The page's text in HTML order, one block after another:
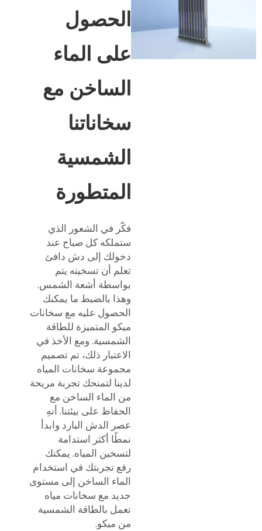
الحصول
على الماء
الساخن مع
سخاناتنا
الشمسية
المتطورة
فكّر في الشعور الذي
ستملكه كل صباح عند
دخولك إلى دش دافئ
تعلم أن تسخينه يتم
بواسطة أشعة الشمس.
وهذا بالضبط ما يمكنك
الحصول عليه مع سخانات
ميكو المتميزة للطاقة
الشمسية. ومع الأخذ في
الاعتبار ذلك، تم تصميم
مجموعة سخانات المياه
لدينا لتمنحك تجربة مريحة
من الماء الساخن مع
الحفاظ على بيئتنا. أنهِ
عصر الدش البارد وابدأ
نمطًا أكثر استدامة
لتسخين المياه. يمكنك
رفع تجربتك في استخدام
الماء الساخن إلى مستوى
جديد مع سخانات مياه
تعمل بالطاقة الشمسية
من ميكو.